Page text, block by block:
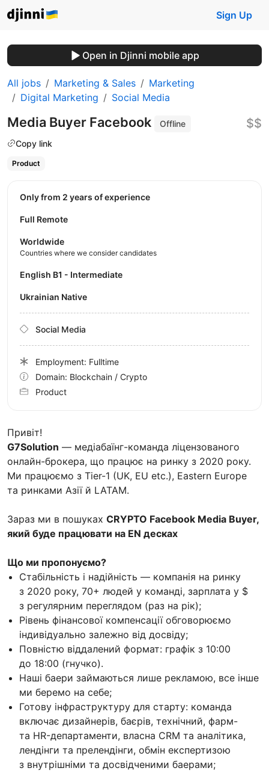
Sign Up
Open in Djinni mobile app
All jobs Marketing & Sales
Marketing
Digital Marketing
Social Media
Media Buyer Facebook
Offline
Copy link
$$
Product
Привіт!
G7Solution — медіабаїнг-команда ліцензованого
онлайн-брокера, що працює на ринку з 2020 року.
Ми працюємо з Tier-1 (UK, EU etc.), Eastern Europe
та ринками Азії й LATAM.
Зараз ми в пошуках CRYPTO Facebook Media Buyer,
який буде працювати на EN десках
Що ми пропонуємо?
Стабільність і надійність — компанія на ринку
з 2020 року, 70+ людей у команді, зарплата у $
з регулярним переглядом (раз на рік);
Рівень фінансової компенсації обговорюємо
індивідуально залежно від досвіду;
Повністю віддалений формат: графік з 10:00
до 18:00 (гнучко).
Наші баери займаються лише рекламою, все інше
ми беремо на себе;
Готову інфраструктуру для старту: команда
включає дизайнерів, баєрів, технічний, фарм-
та HR-департаменти, власна CRM та аналітика,
лендінги та прелендінги, обмін експертизою
з внутрішніми та досвідченими баерами;
Only from 2 years of experience
Full Remote
Worldwide
Countries where we consider candidates
English B1 - Intermediate
Ukrainian Native
Social Media
Employment: Fulltime
Domain: Blockchain / Crypto
Product